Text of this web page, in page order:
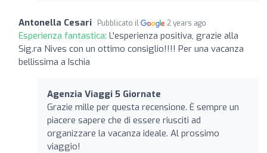
Antonella Cesari Pubblicato il 2 years ago
Esperienza fantastica: L'esperienza positiva, grazie alla
Sig.ra Nives con un ottimo consiglio!!!! Per una vacanza
bellissima a Ischia
Agenzia Viaggi 5 Giornate
Grazie mille per questa recensione. È sempre un
piacere sapere che di essere riusciti ad
organizzare la vacanza ideale. Al prossimo
viaggio!